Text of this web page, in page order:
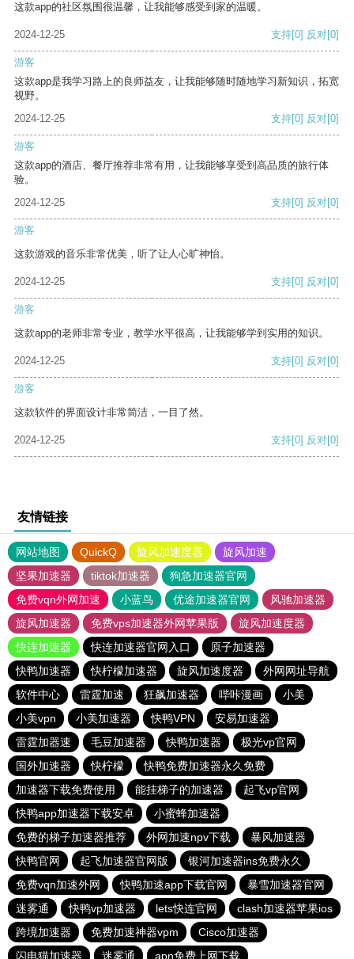
这款app的社区氛围很温馨，让我能够感受到家的温暖。
2024-12-25 支持[0] 反对[0]
游客
这款app是我学习路上的良师益友，让我能够随时随地学习新知识，拓宽
视野。
2024-12-25
支持[0] 反对[0]
游客
这款app的酒店、餐厅推荐非常有用，让我能够享受到高品质的旅行体
验。
2024-12-25
支持[0] 反对[0]
游客
这款游戏的音乐非常优美，听了让人心旷神怡。
2024-12-25 支持[0] 反对[0]
游客
这款app的老师非常专业，教学水平很高，让我能够学到实用的知识。
2024-12-25 支持[0] 反对[0]
游客
这款软件的界面设计非常简洁，一目了然。
2024-12-25 支持[0] 反对[0]
友情链接
网站地图 QuickQ 旋风加速度器
旋风加速
坚果加速器
tiktok加速器
狗急加速器官网
免费vqn外网加速
小蓝鸟 优途加速器官网
风驰加速器
旋风加速器
免费vps加速器外网苹果版
旋风加速度器
快连加速器
快连加速器官网入口
原子加速器
快鸭加速器
快柠檬加速器 旋风加速度器
外网网址导航
软件中心
雷霆加速 狂飙加速器 哔咔漫画
小美
小美vpn
小美加速器 快鸭VPN
安易加速器
雷霆加器速
毛豆加速器 快鸭加速器
极光vp官网
国外加速器
快柠檬
快鸭免费加速器永久免费
加速器下载免费使用
能挂梯子的加速器
起飞vp官网
快鸭app加速器下载安卓
小蜜蜂加速器
免费的梯子加速器推荐
外网加速npv下载
暴风加速器
快鸭官网
起飞加速器官网版
银河加速器ins免费永久
免费vqn加速外网
快鸭加速app下载官网
暴雪加速器官网
迷雾通
快鸭vp加速器 lets快连官网
clash加速器苹果ios
跨境加速器
免费加速神器vpm
Cisco加速器
闪电猫加速器
迷雾通 apn免费上网下载